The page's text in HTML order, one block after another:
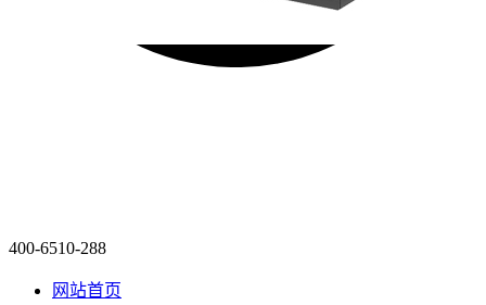
400-6510-288
网站首页